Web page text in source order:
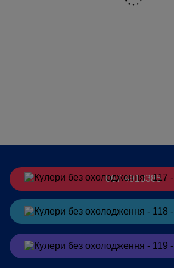
067 4913385
Заказатьв Telegram
Заказатьв Viber